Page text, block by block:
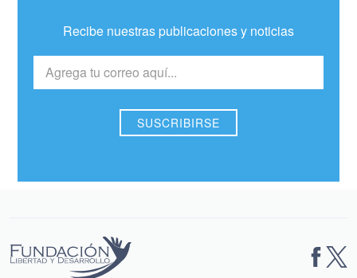
Recibe nuestras publicaciones y noticias